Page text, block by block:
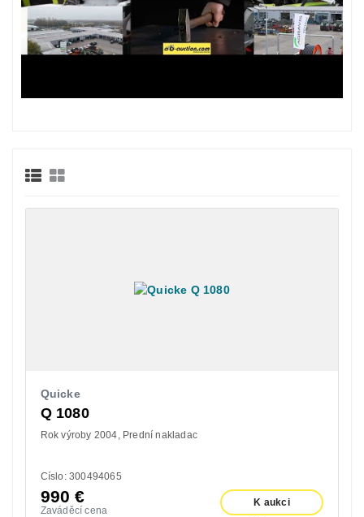
Quicke
Q 1080
Rok výroby 2004 Prední nakladac
Císlo: 300494065
990€
Zaváděcí cena
K aukci